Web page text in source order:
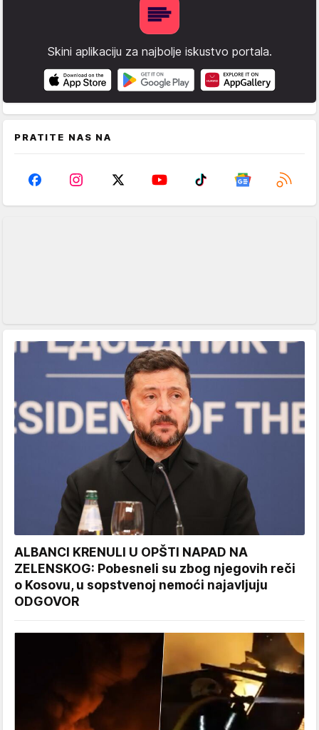
Skini aplikaciju za najbolje iskustvo portala.
PRATITE NAS NA
ALBANCI KRENULI U OPŠTI NAPAD NA
ZELENSKOG: Pobesneli su zbog njegovih reči
o Kosovu, u sopstvenoj nemoći najavljuju
ODGOVOR